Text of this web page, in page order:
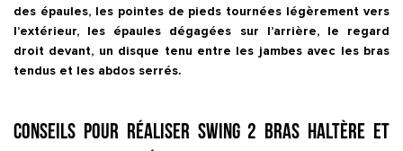
des épaules, les pointes de pieds tournées légèrement vers
l’extérieur, les épaules dégagées sur l’arrière, le regard
droit devant, un disque tenu entre les jambes avec les bras
tendus et les abdos serrés.
Conseils pour réaliser Swing 2 bras haltère et